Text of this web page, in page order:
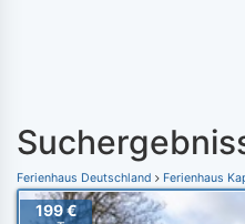
Ferienhaus Deutschland Ferienhaus
199 €